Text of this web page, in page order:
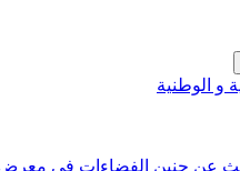
عن حنين الفضاءات في